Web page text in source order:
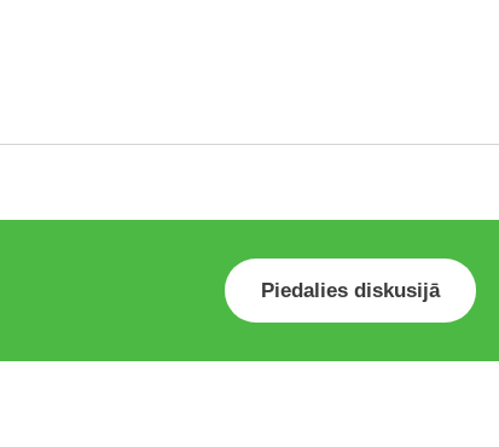
Piedalies diskusijā